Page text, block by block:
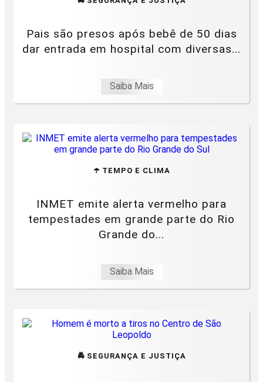
Pais são presos após bebê de 50 dias
dar entrada em hospital com diversas...
Saiba Mais
☂️ TEMPO E CLIMA
INMET emite alerta vermelho para
tempestades em grande parte do Rio
Grande do...
Saiba Mais
🚔 SEGURANÇA E JUSTIÇA